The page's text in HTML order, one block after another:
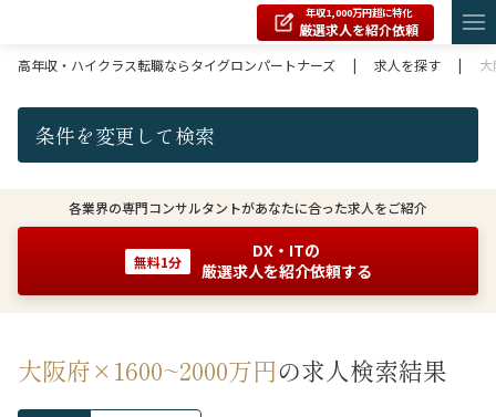
年収1,000万円超に特化
厳選求人を紹介依頼
高年収・ハイクラス転職ならタイグロンパートナーズ
| 求人を探す |
条件を変更して検索
各業界の専門コンサルタントがあなたに合った求人をご紹介
無料1分
DX・ITの
厳選求人を紹介依頼する
大阪府×1600~2000万円の求人検索結果